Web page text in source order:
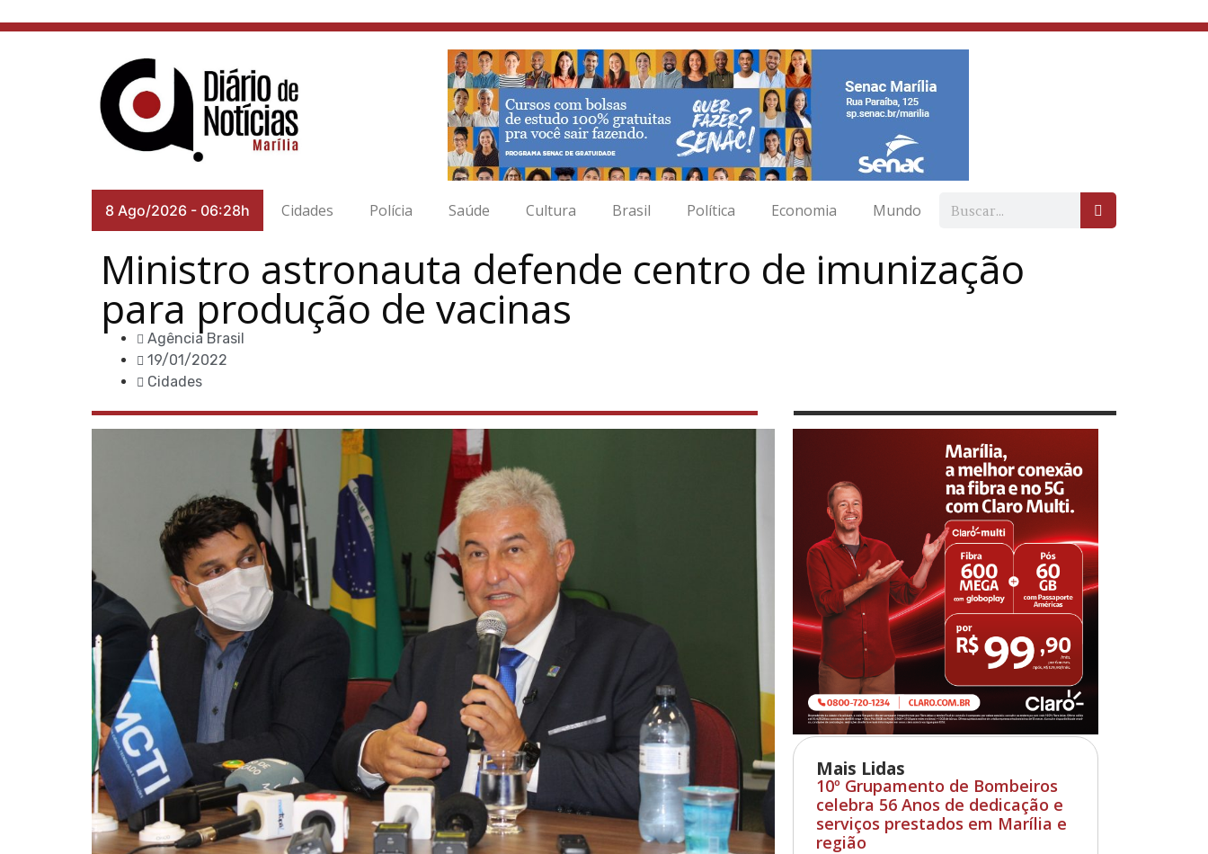
8 Ago/2026 - 06:28h Cidades Polícia Saúde Cultura Brasil Política Economia Mundo
Ministro astronauta defende centro de imunização
para produção de vacinas
Agência Brasil
19/01/2022
Cidades
Mais Lidas
10º Grupamento de Bombeiros
celebra 56 Anos de dedicação e
serviços prestados em Marília e
região